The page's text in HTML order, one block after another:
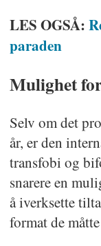
LES OGSÅ:
paraden
Mulighet
Selv om det
år, er den
transfobi og
snarere en
å iverksette
format de